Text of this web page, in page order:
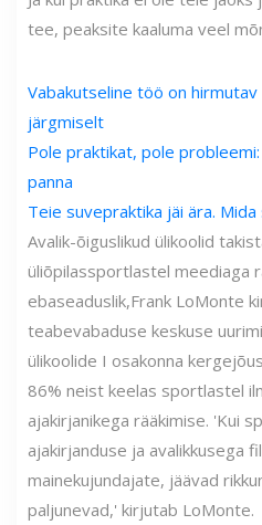
tee, peaksite kaaluma veel
Vabakutseline töö on
järgmiselt
Pole praktikat, pole
panna
Teie suvepraktika jäi ära.
Avalik-õiguslikud ülikoolid
üliõpilassportlastel meediaga
ebaseaduslik,Frank LoMonte
teabevabaduse keskuse
ülikoolide I osakonna
86% neist keelas sportlastel
ajakirjanikega rääkimise. 'Kui
ajakirjanduse ja avalikkusega
mainekujundajate, jäävad
paljunevad,' kirjutab LoMonte.